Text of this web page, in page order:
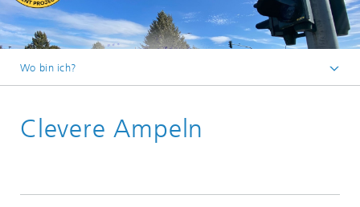
Wo bin ich?
Clevere Ampeln